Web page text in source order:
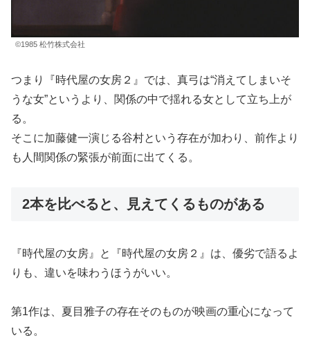
©1985 松竹株式会社
つまり『時代屋の女房２』では、真弓は“消えてしまいそ
うな女”というより、関係の中で揺れる女として立ち上が
る。
そこに加藤健一演じる谷村という存在が加わり、前作より
も人間関係の緊張が前面に出てくる。
2本を比べると、見えてくるものがある
『時代屋の女房』と『時代屋の女房２』は、優劣で語るよ
りも、違いを味わうほうがいい。
第1作は、夏目雅子の存在そのものが映画の重心になって
いる。